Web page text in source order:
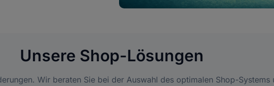
Unsere Shop-Lösungen
Wir beraten Sie bei der Auswahl des optimalen Shop-Systems